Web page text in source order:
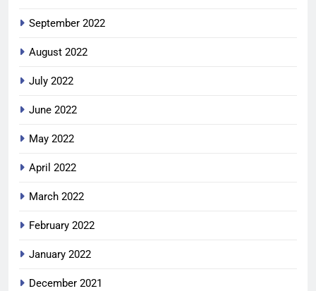
September 2022
August 2022
July 2022
June 2022
May 2022
April 2022
March 2022
February 2022
January 2022
December 2021